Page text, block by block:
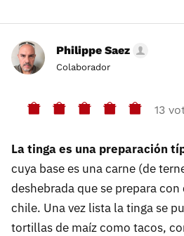
Philippe Saez
Colaborador
13
La tinga es una preparación
cuya base es una carne (de
deshebrada que se prepara
chile. Una vez lista la tinga se
tortillas de maíz como tacos,